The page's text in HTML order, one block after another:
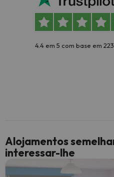
4.4 em 5 com base em
Alojamentos
interessar-lhe